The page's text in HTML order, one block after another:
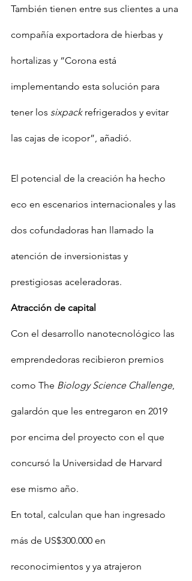
También tienen entre sus clientes a una
compañía exportadora de hierbas y
hortalizas y “Corona está
implementando esta solución para
tener los sixpack refrigerados y evitar
las cajas de icopor”, añadió.
El potencial de la creación ha hecho
eco en escenarios internacionales y las
dos cofundadoras han llamado la
atención de inversionistas y
prestigiosas aceleradoras.
Atracción de capital
Con el desarrollo nanotecnológico las
emprendedoras recibieron premios
como The Biology Science Challenge,
galardón que les entregaron en 2019
por encima del proyecto con el que
concursó la Universidad de Harvard
ese mismo año.
En total, calculan que han ingresado
más de US$300.000 en
reconocimientos y ya atrajeron